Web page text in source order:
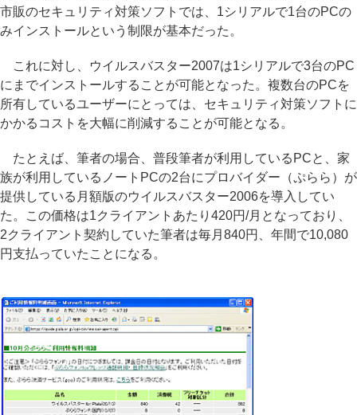
市販のセキュリティ対策ソフトでは、1シリアルで1台のPCの
みインストールという制限が基本だった。
これに対し、ウイルスバスター2007は1シリアルで3台のPC
にまでインストールすることが可能となった。複数台のPCを
所有しているユーザーにとっては、セキュリティ対策ソフトに
かかるコストを大幅に削減することが可能となる。
たとえば、筆者の場合、普段筆者が利用しているPCと、家
族が利用しているノートPCの2台にプロバイダー（ぷらら）が
提供している月額版のウイルスバスター2006を導入してい
た。この価格は1クライアントあたり420円/月となっており、
2クライアント契約していた筆者は毎月840円、年間で10,080
円支払っていたことになる。